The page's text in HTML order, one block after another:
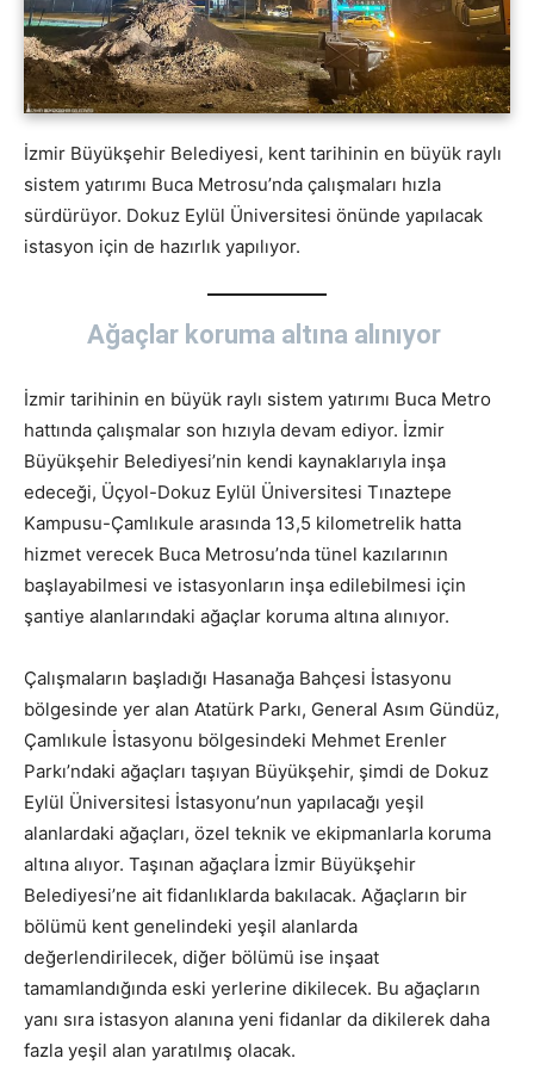
İzmir Büyükşehir Belediyesi, kent tarihinin en büyük raylı
sistem yatırımı Buca Metrosu’nda çalışmaları hızla
sürdürüyor. Dokuz Eylül Üniversitesi önünde yapılacak
istasyon için de hazırlık yapılıyor.
Ağaçlar koruma altına alınıyor
İzmir tarihinin en büyük raylı sistem yatırımı Buca Metro
hattında çalışmalar son hızıyla devam ediyor. İzmir
Büyükşehir Belediyesi’nin kendi kaynaklarıyla inşa
edeceği, Üçyol-Dokuz Eylül Üniversitesi Tınaztepe
Kampusu-Çamlıkule arasında 13,5 kilometrelik hatta
hizmet verecek Buca Metrosu’nda tünel kazılarının
başlayabilmesi ve istasyonların inşa edilebilmesi için
şantiye alanlarındaki ağaçlar koruma altına alınıyor.
Çalışmaların başladığı Hasanağa Bahçesi İstasyonu
bölgesinde yer alan Atatürk Parkı, General Asım Gündüz,
Çamlıkule İstasyonu bölgesindeki Mehmet Erenler
Parkı’ndaki ağaçları taşıyan Büyükşehir, şimdi de Dokuz
Eylül Üniversitesi İstasyonu’nun yapılacağı yeşil
alanlardaki ağaçları, özel teknik ve ekipmanlarla koruma
altına alıyor. Taşınan ağaçlara İzmir Büyükşehir
Belediyesi’ne ait fidanlıklarda bakılacak. Ağaçların bir
bölümü kent genelindeki yeşil alanlarda
değerlendirilecek, diğer bölümü ise inşaat
tamamlandığında eski yerlerine dikilecek. Bu ağaçların
yanı sıra istasyon alanına yeni fidanlar da dikilerek daha
fazla yeşil alan yaratılmış olacak.